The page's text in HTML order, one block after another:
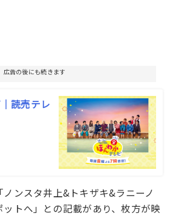
広告の後にも続きます
読売テレ
ンスタ井上&トキザキ&ラニーノ
トへ」との記載があり、枚方が映